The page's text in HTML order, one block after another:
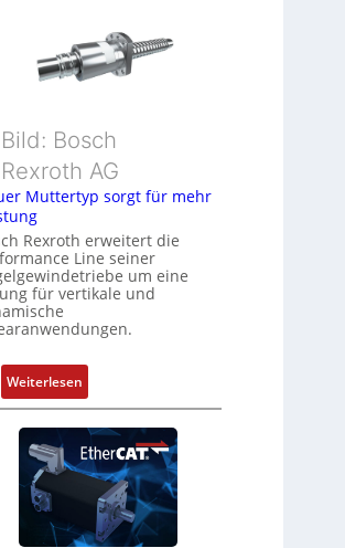
h
g
e
k
m
b
i
i
r
t
P
o
s
i
Bild: Bosch
Rexroth AG
Muttertyp sorgt für mehr
Rexroth erweitert die
Line seiner
um eine
für vertikale und
Weiterlesen:
N
e
u
e
u